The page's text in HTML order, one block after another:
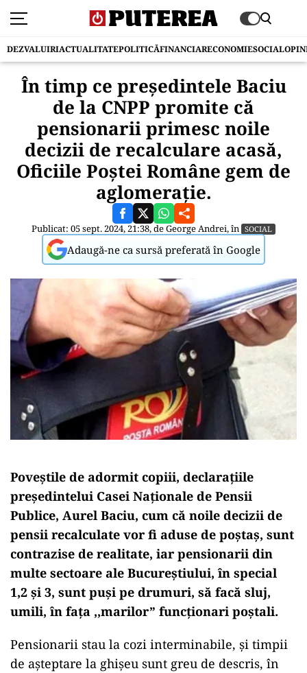
DEZVALUIRIACTUALITATEPOLITICĂFINANCIARECONOMIESOCIAL
În timp ce președintele Baciu
de la CNPP promite că
pensionarii primesc noile
decizii de recalculare acasă,
Oficiile Poștei Române gem de
aglomerație.
Publicat: 05 sept. 2024, 21:38, deGeorge Andrei, în SOCIAL
Adaugă-ne ca sursă preferată în Google
Poveștile de adormit copiii, declarațiile
președintelui Casei Naționale de Pensii
Publice, Aurel Baciu, cum că noile decizii de
pensii recalculate vor fi aduse de poștaș, sunt
contrazise de realitate, iar pensionarii din
multe sectoare ale Bucureștiului, în special
1,2 și 3, sunt puși pe drumuri, să facă sluj,
umili, în fața ,,marilor” funcționari poștali.
Pensionarii stau la cozi interminabile, și timpii
de așteptare la ghișeu sunt greu de descris, în